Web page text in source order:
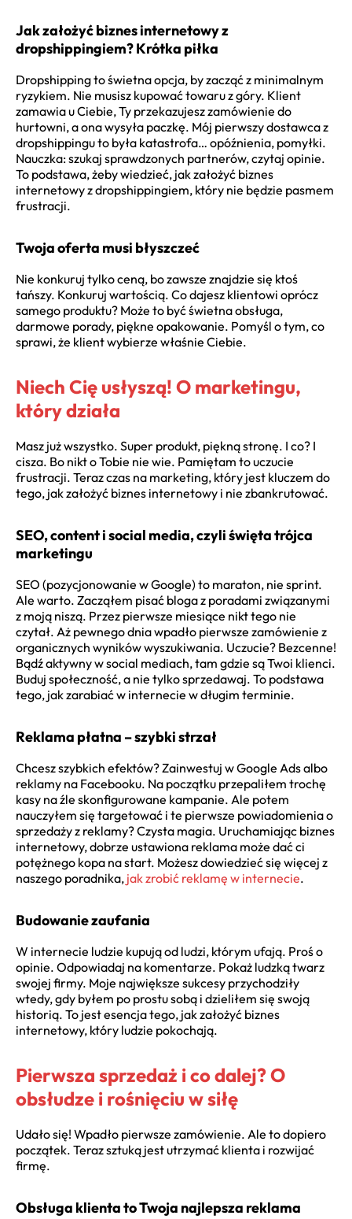
Jak założyć biznes internetowy z
dropshippingiem? Krótka piłka
Dropshipping to świetna opcja, by zacząć z minimalnym
ryzykiem. Nie musisz kupować towaru z góry. Klient
zamawia u Ciebie, Ty przekazujesz zamówienie do
hurtowni, a ona wysyła paczkę. Mój pierwszy dostawca z
dropshippingu to była katastrofa… opóźnienia, pomyłki.
Nauczka: szukaj sprawdzonych partnerów, czytaj opinie.
To podstawa, żeby wiedzieć, jak założyć biznes
internetowy z dropshippingiem, który nie będzie pasmem
frustracji.
Twoja oferta musi błyszczeć
Nie konkuruj tylko ceną, bo zawsze znajdzie się ktoś
tańszy. Konkuruj wartością. Co dajesz klientowi oprócz
samego produktu? Może to być świetna obsługa,
darmowe porady, piękne opakowanie. Pomyśl o tym, co
sprawi, że klient wybierze właśnie Ciebie.
Niech Cię usłyszą! O marketingu,
który działa
Masz już wszystko. Super produkt, piękną stronę. I co? I
cisza. Bo nikt o Tobie nie wie. Pamiętam to uczucie
frustracji. Teraz czas na marketing, który jest kluczem do
tego, jak założyć biznes internetowy i nie zbankrutować.
SEO, content i social media, czyli święta trójca
marketingu
SEO (pozycjonowanie w Google) to maraton, nie sprint.
Ale warto. Zacząłem pisać bloga z poradami związanymi
z moją niszą. Przez pierwsze miesiące nikt tego nie
czytał. Aż pewnego dnia wpadło pierwsze zamówienie z
organicznych wyników wyszukiwania. Uczucie? Bezcenne!
Bądź aktywny w social mediach, tam gdzie są Twoi klienci.
Buduj społeczność, a nie tylko sprzedawaj. To podstawa
tego, jak zarabiać w internecie w długim terminie.
Reklama płatna – szybki strzał
Chcesz szybkich efektów? Zainwestuj w Google Ads albo
reklamy na Facebooku. Na początku przepaliłem trochę
kasy na źle skonfigurowane kampanie. Ale potem
nauczyłem się targetować i te pierwsze powiadomienia o
sprzedaży z reklamy? Czysta magia. Uruchamiając biznes
internetowy, dobrze ustawiona reklama może dać ci
potężnego kopa na start. Możesz dowiedzieć się więcej z
naszego poradnika, jak zrobić reklamę w internecie.
Budowanie zaufania
W internecie ludzie kupują od ludzi, którym ufają. Proś o
opinie. Odpowiadaj na komentarze. Pokaż ludzką twarz
swojej firmy. Moje największe sukcesy przychodziły
wtedy, gdy byłem po prostu sobą i dzieliłem się swoją
historią. To jest esencja tego, jak założyć biznes
internetowy, który ludzie pokochają.
Pierwsza sprzedaż i co dalej? O
obsłudze i rośnięciu w siłę
Udało się! Wpadło pierwsze zamówienie. Ale to dopiero
początek. Teraz sztuką jest utrzymać klienta i rozwijać
firmę.
Obsługa klienta to Twoja najlepsza reklama